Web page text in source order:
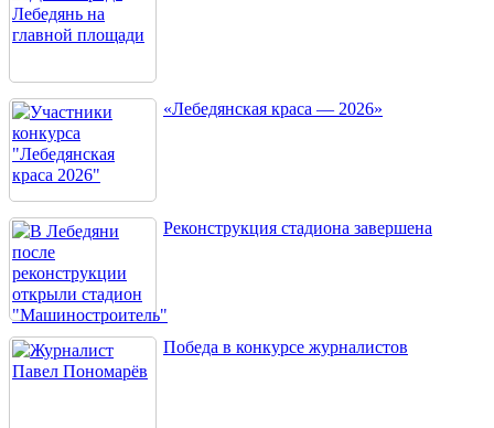
«Лебедянская краса — 2026»
Реконструкция стадиона завершена
Победа в конкурсе журналистов